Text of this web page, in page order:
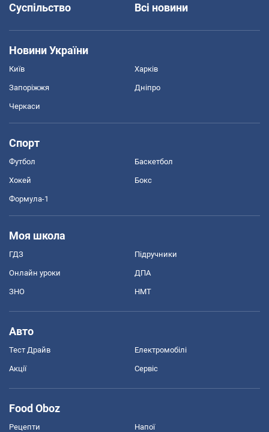
Суспільство
Всі новини
Новини України
Київ Харків
Запоріжжя Дніпро
Черкаси
Спорт
Футбол Баскетбол
Хокей Бокс
Формула-1
Моя школа
ГДЗ Підручники
Онлайн уроки ДПА
ЗНО НМТ
Авто
Тест Драйв Електромобілі
Акції Сервіс
Food Oboz
Рецепти Напої